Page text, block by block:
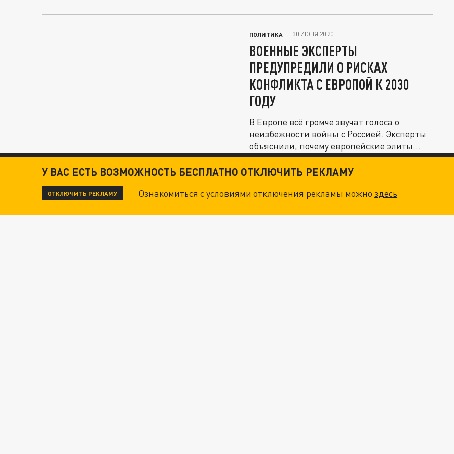
ПОЛИТИКА 30 ИЮНЯ 20:20
ВОЕННЫЕ ЭКСПЕРТЫ
ПРЕДУПРЕДИЛИ О РИСКАХ
КОНФЛИКТА С ЕВРОПОЙ К 2030
ГОДУ
В Европе всё громче звучат голоса о
неизбежности войны с Россией. Эксперты
объяснили, почему европейские элиты...
У ВАС ЕСТЬ ВОЗМОЖНОСТЬ БЕСПЛАТНО ОТКЛЮЧИТЬ РЕКЛАМУ
ОТКЛЮЧИТЬ РЕКЛАМУ Ознакомиться с условиями отключения рекламы можноздесь